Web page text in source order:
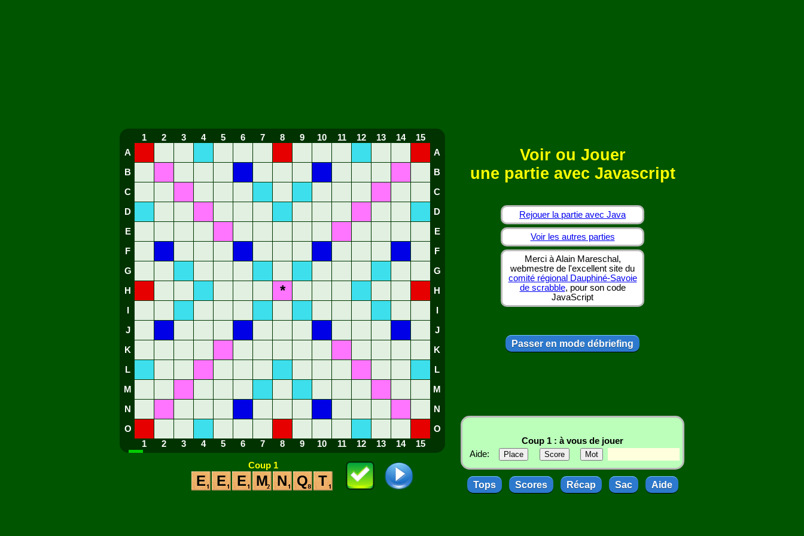
1 2 3 4 5 6 7 8 9 10 11 12 13 14
15
A
A
B B
C C
D D
E E
F F
G G
H * H
J J
K K
L L
M M
N N
O
O
1
2 3 4 5 6 7 8 9 10 11 12 13 14 15
Coup 1
E E E M N Q T
Voir ou Jouer
une partie avec Javascript
Rejouer la partie avec Java
Voir les autres parties
Merci à Alain Mareschal,
webmestre de l'excellent site du
comité régional Dauphiné-Savoie
de scrabble, pour son code
JavaScript
Passer en mode débriefing
Coup 1 : à vous de jouer
Aide:
Tops Scores Récap Sac Aide